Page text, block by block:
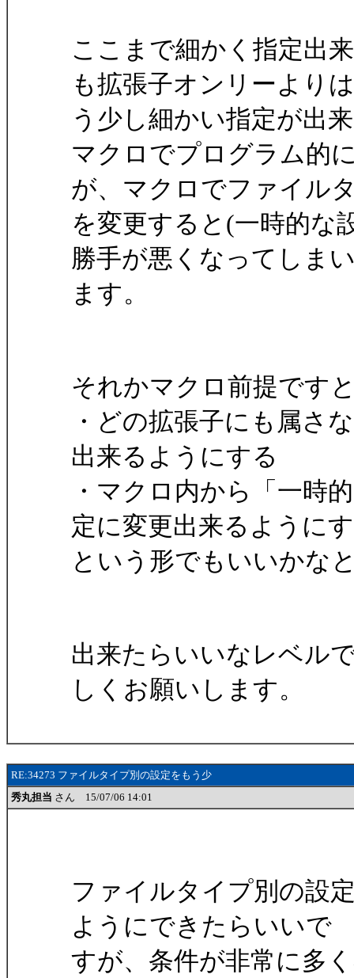
ここまで細かく指定出
も拡張子オンリーより
う少し細かい指定が出
マクロでプログラム的
が、マクロでファイル
を変更すると(一時的な
勝手が悪くなってしま
ます。
それかマクロ前提です
・どの拡張子にも属さ
出来るようにする
・マクロ内から「一時
定に変更出来るように
という形でもいいかな
出来たらいいなレベル
しくお願いします。
RE:34273 ファイルタイプ別の設定をもう少
秀丸担当 さん 15/07/06 14:01
ファイルタイプ別の設
ようにできたらいいで
すが、条件が非常に多